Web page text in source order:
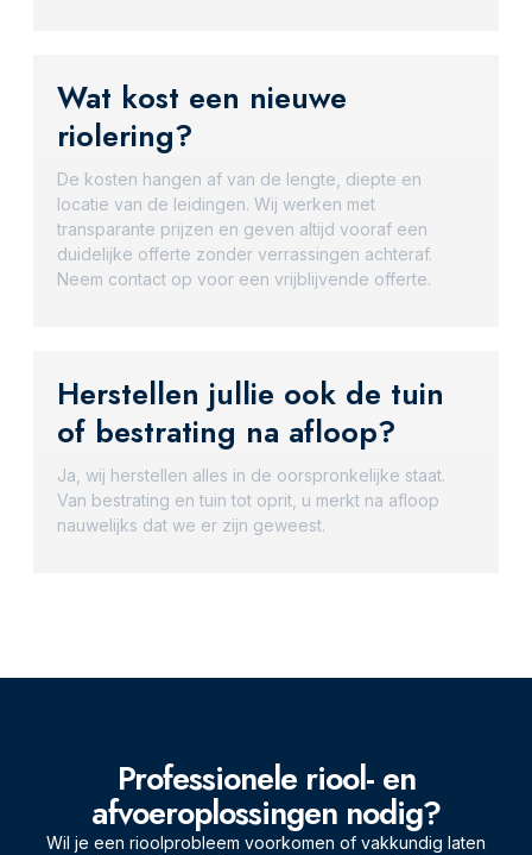
Wat kost een nieuwe
riolering?
De kosten hangen af van de lengte, diepte en
locatie van de leidingen. Wij werken met
transparante prijzen en geven altijd vooraf een
duidelijke offerte zonder verrassingen achteraf.
Neem contact op voor een vrijblijvende offerte.
Herstellen jullie ook de tuin
of bestrating na afloop?
Ja, wij herstellen alles in de oorspronkelijke staat.
Van bestrating en tuin tot oprit, u merkt na afloop
nauwelijks dat we er zijn geweest.
Professionele riool- en
afvoeroplossingen nodig?
Wil je een rioolprobleem voorkomen of vakkundig laten